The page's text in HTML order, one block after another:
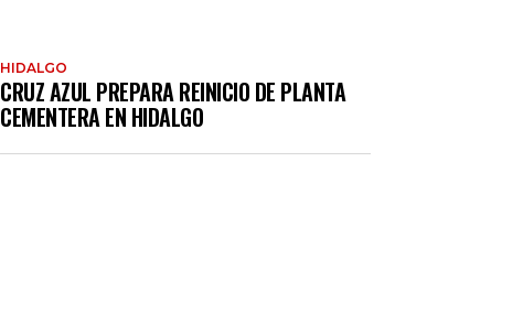
HIDALGO
CRUZ AZUL PREPARA REINICIO DE PLANTA
CEMENTERA EN HIDALGO